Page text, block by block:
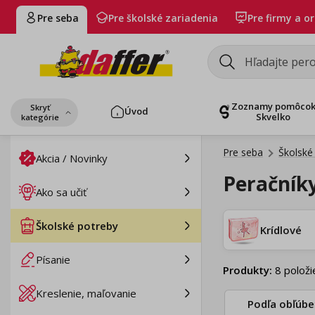
Pre seba Pre školské zariadenia Pre firmy a
Skryť
kategórie
Úvod
Zoznamy pomôcok
Skvelko
Akcia / Novinky
Ako sa učiť
Školské potreby
Písanie
Kreslenie, maľovanie
Pre seba
Krídlové
Produkty: 8
Podľa